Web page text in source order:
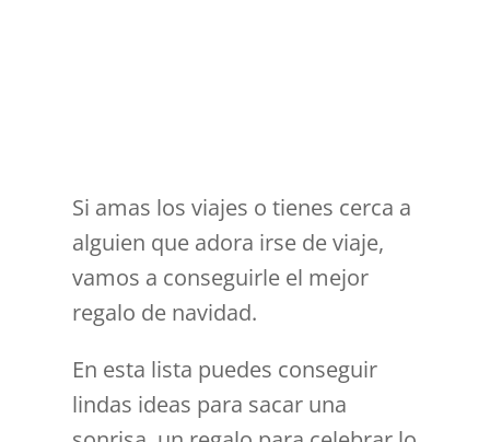
Si amas los viajes o tienes cerca a
alguien que adora irse de viaje,
vamos a conseguirle el mejor
regalo de navidad.
En esta lista puedes conseguir
lindas ideas para sacar una